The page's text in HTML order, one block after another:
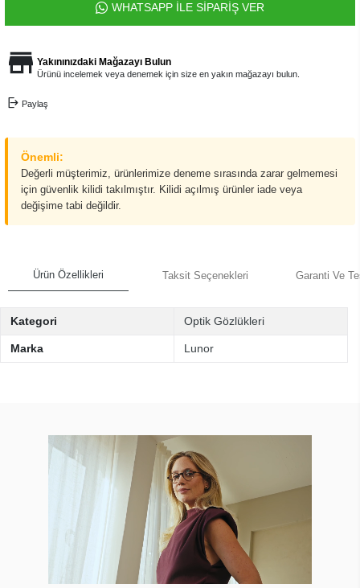
WHATSAPP İLE SİPARİŞ VER
Yakınınızdaki Mağazayı Bulun
Ürünü incelemek veya denemek için size en yakın mağazayı bulun.
Paylaş
Önemli:
Değerli müşterimiz, ürünlerimize deneme sırasında zarar gelmemesi
için güvenlik kilidi takılmıştır. Kilidi açılmış ürünler iade veya
değişime tabi değildir.
Ürün Özellikleri Taksit Seçenekleri Garanti Ve
Kategori Optik Gözlükleri
Marka Lunor